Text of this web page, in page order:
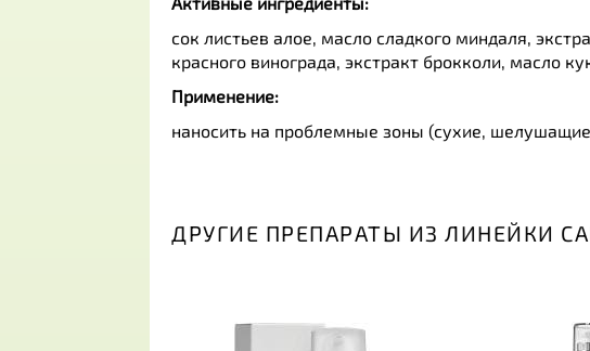
сок листьев алое, масло сладкого миндаля,
красного винограда, экстракт брокколи, масло
Применение:
наносить на проблемные зоны (сухие,
ДРУГИЕ ПРЕПАРАТЫ ИЗ ЛИНЕЙКИ